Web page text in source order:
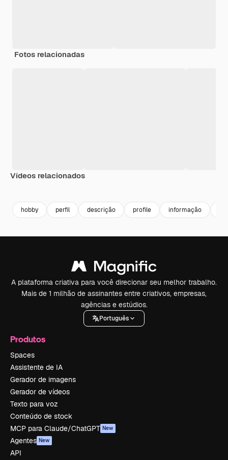
Fotos relacionadas
Vídeos relacionados
hobby perfil descrição profile informação
A plataforma criativa para você direcionar seu melhor trabalho.
Mais de 1 milhão de assinantes entre criativos, empresas,
agências e estúdios.
Português
Produtos
Spaces
Assistente de IA
Gerador de imagens
Gerador de vídeos
Texto para voz
Conteúdo de stock
MCP para Claude/ChatGPT New
Agentes New
API